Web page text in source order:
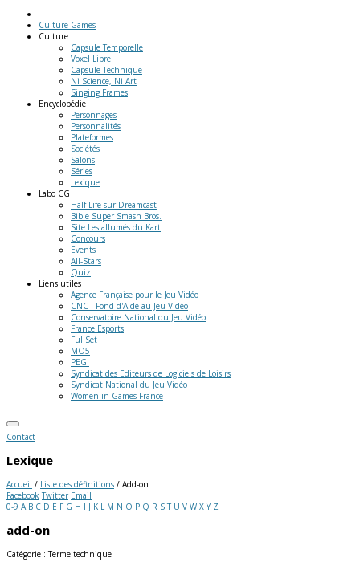
Culture Games
Culture
Capsule Temporelle
Voxel Libre
Capsule Technique
Ni Science, Ni Art
Singing Frames
Encyclopédie
Personnages
Personnalités
Plateformes
Sociétés
Salons
Séries
Lexique
Labo CG
Half Life sur Dreamcast
Bible Super Smash Bros.
Site Les allumés du Kart
Concours
Events
All-Stars
Quiz
Liens utiles
Agence Française pour le Jeu Vidéo
CNC : Fond d'Aide au Jeu Vidéo
Conservatoire National du Jeu Vidéo
France Esports
FullSet
MO5
PEGI
Syndicat des Editeurs de Logiciels de Loisirs
Syndicat National du Jeu Vidéo
Women in Games France
Contact
Lexique
Accueil / Liste des définitions / Add-on
Facebook Twitter Email
0-9 A B C D E F G H I J K L M N O P Q R S T U V W X Y Z
add-on
Catégorie : Terme technique